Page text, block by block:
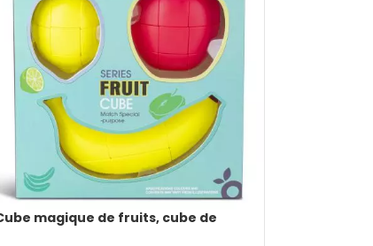
magique de fruits, cube de